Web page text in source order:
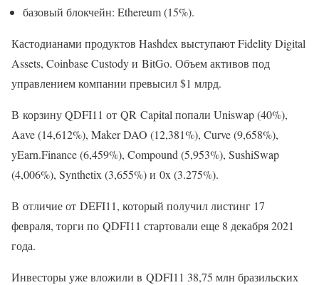
базовый блокчейн: Ethereum (15%).
Кастодианами продуктов Hashdex выступают Fidelity Digital
Assets, Coinbase Custody и BitGo. Объем активов под
управлением компании превысил $1 млрд.
В корзину QDFI11 от QR Capital попали Uniswap (40%),
Aave (14,612%), Maker DAO (12,381%), Curve (9,658%),
yEarn.Finance (6,459%), Compound (5,953%), SushiSwap
(4,006%), Synthetix (3,655%) и 0x (3.275%).
В отличие от DEFI11, который получил листинг 17
февраля, торги по QDFI11 стартовали еще 8 декабря 2021
года.
Инвесторы уже вложили в QDFI11 38,75 млн бразильских